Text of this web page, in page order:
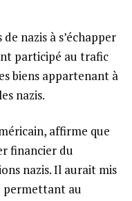
nazis à s’échapper
participé au trafic
biens appartenant à
nazis.
affirme que
financier du
nazis. Il aurait mis
permettant au